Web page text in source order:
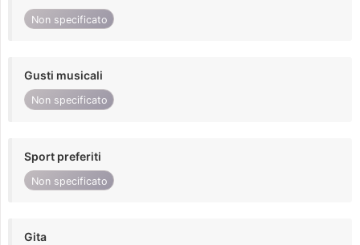
Non specificato
Gusti musicali
Non specificato
Sport preferiti
Non specificato
Gita